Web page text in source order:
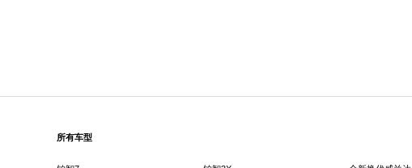
所有车型